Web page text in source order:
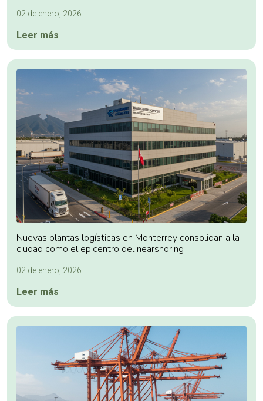
02 de enero, 2026
Leer más
Nuevas plantas logísticas en Monterrey consolidan a la
ciudad como el epicentro del nearshoring
02 de enero, 2026
Leer más